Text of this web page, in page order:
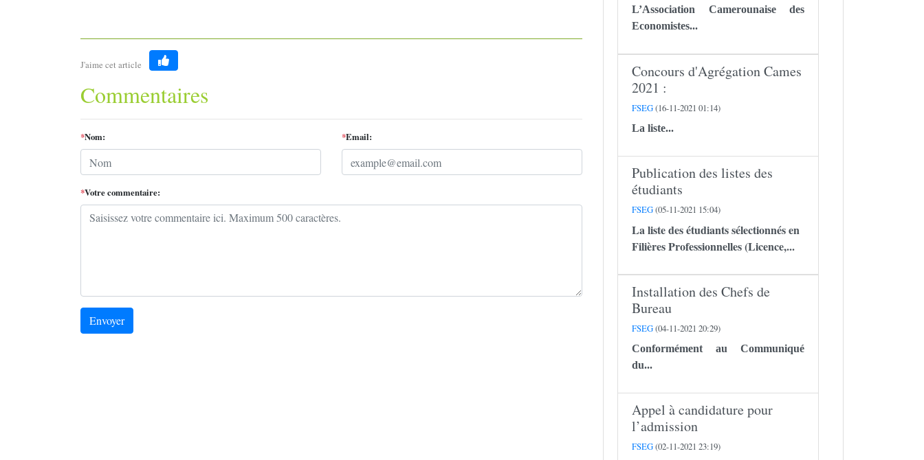
J'aime cet article
Like
Commentaires
*Nom: *Email:
*Votre commentaire:
Envoyer
L’Association Camerounaise des
Economistes...
Concours d'Agrégation Cames
2021 :
FSEG(16-11-2021 01:14)
La liste...
Publication des listes des
étudiants
FSEG(05-11-2021 15:04)
La liste des étudiants sélectionnés en
Filières Professionnelles (Licence,...
Installation des Chefs de
Bureau
FSEG(04-11-2021 20:29)
Conformément au Communiqué
du...
Appel à candidature pour
l’admission
FSEG(02-11-2021 23:19)